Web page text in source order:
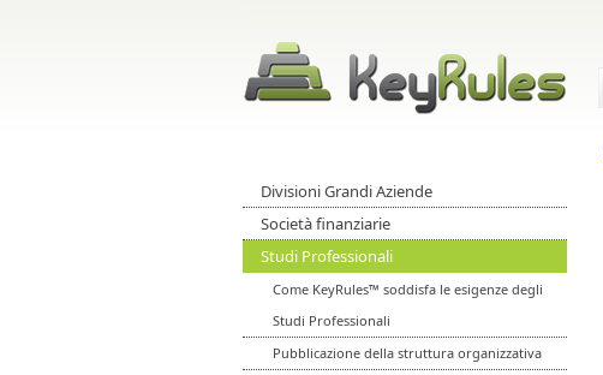
Divisioni Grandi Aziende
Società finanziarie
Studi Professionali
Come KeyRules™ soddisfa le esigenze degli
Studi Professionali
Pubblicazione della struttura organizzativa